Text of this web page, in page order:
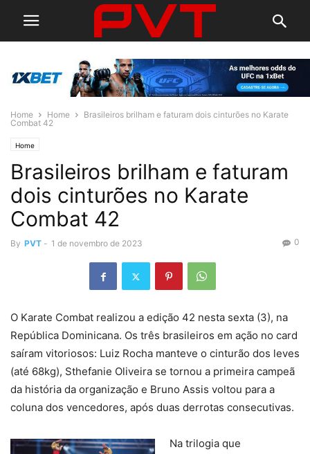
Home Home
Brasileiros brilham e faturam dois cinturões no Karate
Combat 42
Home
Brasileiros brilham e faturam
dois cinturões no Karate
Combat 42
By PVT - 1 de novembro de 2023 0
O Karate Combat realizou a edição 42 nesta sexta (3), na
República Dominicana. Os três brasileiros em ação no card
saíram vitoriosos: Luiz Rocha manteve o cinturão dos leves
(até 68kg), Sthefanie Oliveira se tornou a primeira campeã
da história da organização e Bruno Assis voltou para a
coluna dos vencedores, após duas derrotas consecutivas.
Na trilogia que